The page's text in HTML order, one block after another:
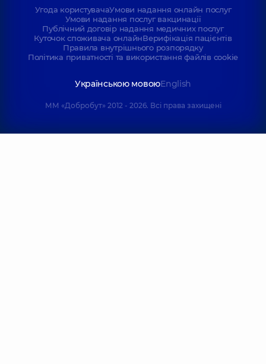
Угода користувачаУмови надання онлайн послуг
Умови надання послуг вакцинації
Публічний договір надання медичних послуг
Куточок споживача онлайнВерифікація пацієнтів
Правила внутрішнього розпорядку
Політика приватності та використання файлів cookie
Українською мовоюEnglish
ММ «Добробут» 2012 - 2026. Всі права захищені